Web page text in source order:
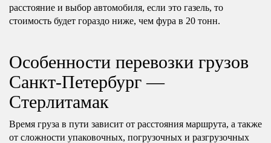
расстояние и выбор автомобиля, если это газель, то
стоимость будет гораздо ниже, чем фура в 20 тонн.
Особенности перевозки грузов
Санкт-Петербург —
Стерлитамак
Время груза в пути зависит от расстояния маршрута, а также
от сложности упаковочных, погрузочных и разгрузочных